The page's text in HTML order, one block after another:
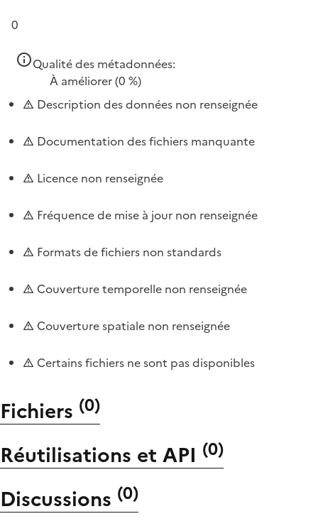
0
Qualité des métadonnées:
À améliorer(0 %)
Description des données non renseignée
Documentation des fichiers manquante
Licence non renseignée
Fréquence de mise à jour non renseignée
Formats de fichiers non standards
Couverture temporelle non renseignée
Couverture spatiale non renseignée
Certains fichiers ne sont pas disponibles
Fichiers (0)
Réutilisations et API (0)
Discussions (0)